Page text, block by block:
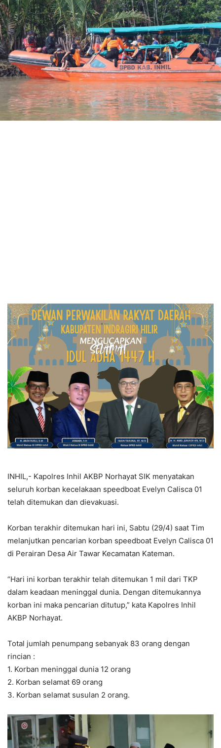
INHIL,- Kapolres Inhil AKBP Norhayat SIK menyatakan
seluruh korban kecelakaan speedboat Evelyn Calisca 01
telah ditemukan dan dievakuasi.
Korban terakhir ditemukan hari ini, Sabtu (29/4) saat Tim
melanjutkan pencarian korban speedboat Evelyn Calisca 01
di Perairan Desa Air Tawar Kecamatan Kateman.
“Hari ini korban terakhir telah ditemukan 1 mil dari TKP
dalam keadaan meninggal dunia. Dengan ditemukannya
korban ini maka pencarian ditutup,” kata Kapolres Inhil
AKBP Norhayat.
Total jumlah penumpang sebanyak 83 orang dengan
rincian :
1. Korban meninggal dunia 12 orang
2. Korban selamat 69 orang
3. Korban selamat susulan 2 orang.